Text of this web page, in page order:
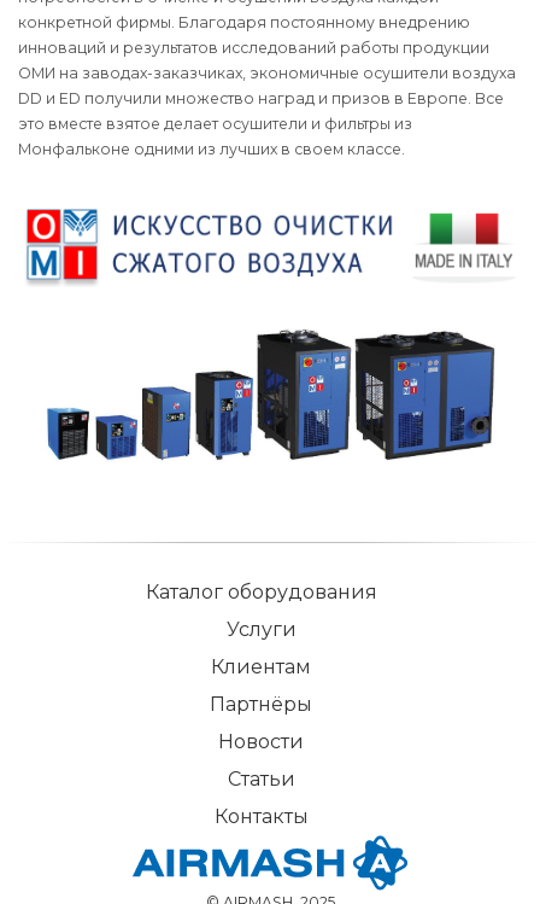
конкретной фирмы. Благодаря постоянному внедрению
инноваций и результатов исследований работы продукции
ОМИ на заводах-заказчиках, экономичные осушители воздуха
DD и ED получили множество наград и призов в Европе. Все
это вместе взятое делает осушители и фильтры из
Монфальконе одними из лучших в своем классе.
Каталог оборудования
Услуги
Клиентам
Партнёры
Новости
Статьи
Контакты